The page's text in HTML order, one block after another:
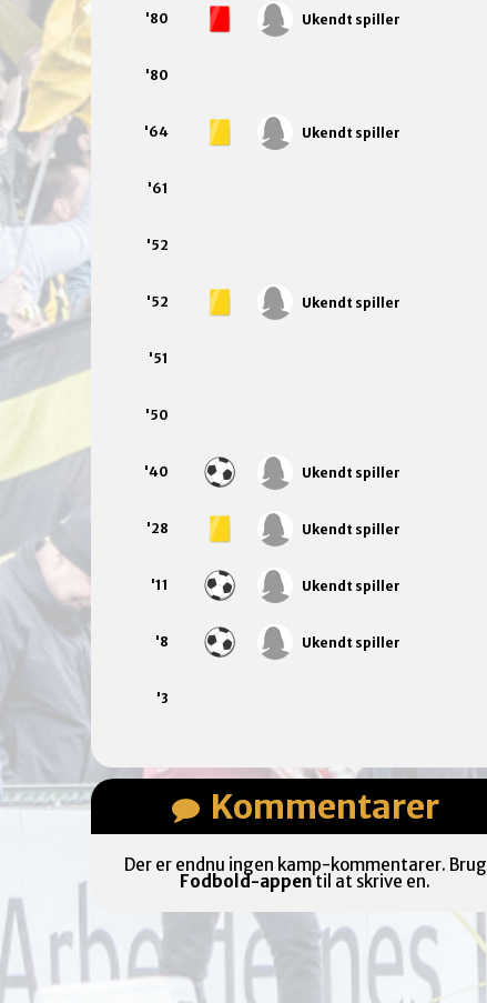
'80 Ukendt spiller
'80
'64 Ukendt spiller
'61
'52
'52 Ukendt spiller
'51
'50
'40 Ukendt spiller
'28 Ukendt spiller
'11 Ukendt spiller
'8 Ukendt spiller
'3
Kommentarer
Der er endnu ingen kamp-kommentarer. Brug
Fodbold-appentil at skrive en.